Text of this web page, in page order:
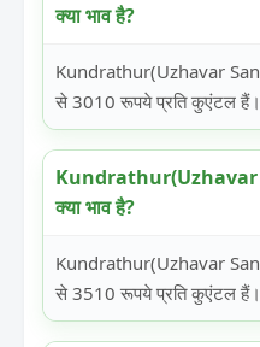
क्या भाव है?
Kundrathur(Uzhavar
से 3010 रूपये प्रति कुएंटल हैं।
Kundrathur(Uzhavar
क्या भाव है?
Kundrathur(Uzhavar
से 3510 रूपये प्रति कुएंटल हैं।